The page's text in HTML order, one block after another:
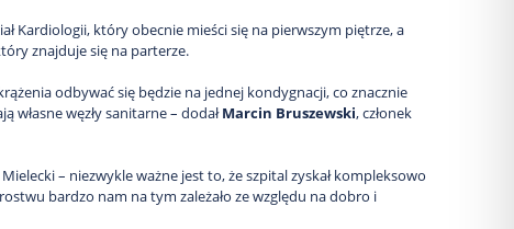
Kardiologii, który obecnie mieści się na pierwszym piętrze, a
znajduje się na parterze.
odbywać się będzie na jednej kondygnacji, co znacznie
węzły sanitarne – dodałMarcin Bruszewski, członek
– niezwykle ważne jest to, że szpital zyskał kompleksowo
bardzo nam na tym zależało ze względu na dobro i